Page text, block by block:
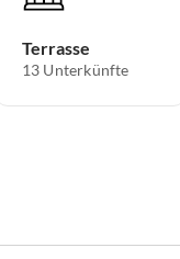
Terrasse
13 Unterkünfte